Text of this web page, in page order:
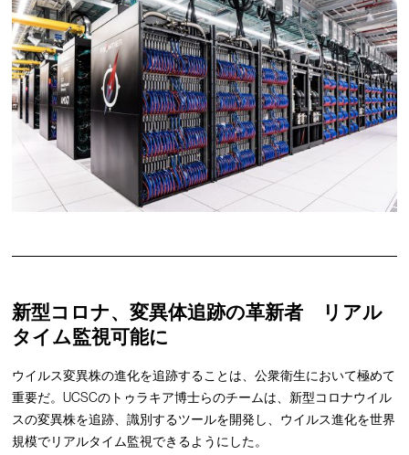
新型コロナ、変異体追跡の革新者 リアル
タイム監視可能に
ウイルス変異株の進化を追跡することは、公衆衛生において極めて
重要だ。UCSCのトゥラキア博士らのチームは、新型コロナウイル
スの変異株を追跡、識別するツールを開発し、ウイルス進化を世界
規模でリアルタイム監視できるようにした。